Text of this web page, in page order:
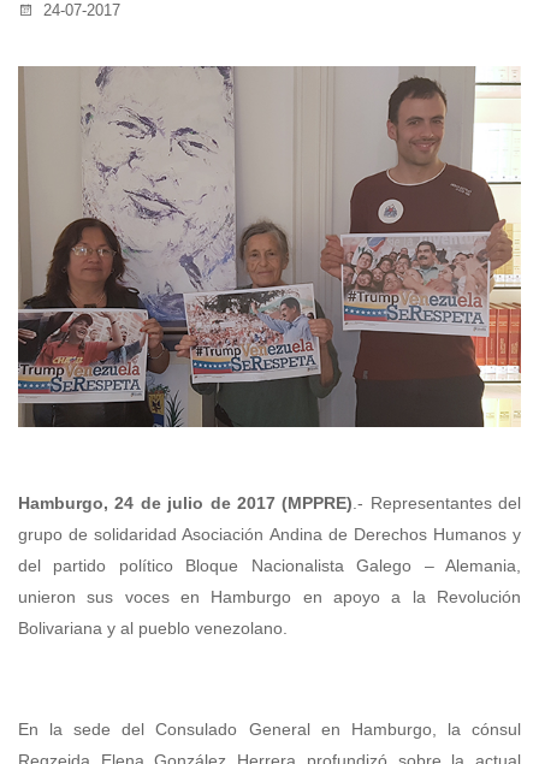
24-07-2017
Hamburgo, 24 de julio de 2017 (MPPRE) .- Representantes del
grupo de solidaridad Asociación Andina de Derechos Humanos y
del partido político Bloque Nacionalista Galego – Alemania,
unieron sus voces en Hamburgo en apoyo a la Revolución
Bolivariana y al pueblo venezolano.
En la sede del Consulado General en Hamburgo, la cónsul